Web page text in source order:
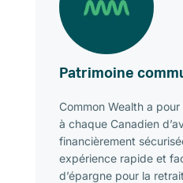
Patrimoine
Common Wealth a
à chaque Canadien
financièrement
expérience rapide et
d’épargne pour la